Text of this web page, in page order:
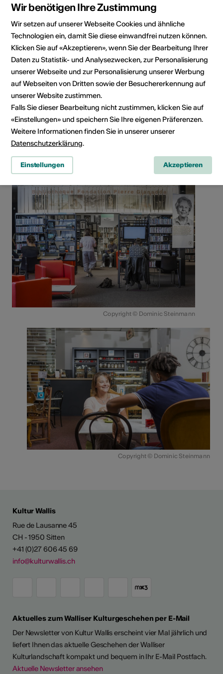
Telefon +41 (0)27 607 15 40
E-Mail
Webseite
Route planen
ÖV Fahrplan
Social Media
Copyright © Dominic Steinmann
Copyright © Dominic Steinmann
Kultur Wallis
Rue de Lausanne 45
CH - 1950 Sitten
+41 (0)27 606 45 69
info@kulturwallis.ch
Aktuelles zum Walliser Kulturgeschehen per E-Mail
Der Newsletter von Kultur Wallis erscheint vier Mal jährlich und
liefert Ihnen das aktuelle Geschehen der Walliser
Kulturlandschaft kompakt und bequem in Ihr E-Mail Postfach.
Aktuelle Newsletter ansehen
Wir benötigen Ihre Zustimmung
Wir setzen auf unserer Webseite Cookies und ähnliche
Technologien ein, damit Sie diese einwandfrei nutzen können.
Klicken Sie auf «Akzeptieren», wenn Sie der Bearbeitung Ihrer
Daten zu Statistik- und Analysezwecken, zur Personalisierung
unserer Webseite und zur Personalisierung unserer Werbung
auf Webseiten von Dritten sowie der Besuchererkennung auf
unserer Website zustimmen.
Falls Sie dieser Bearbeitung nicht zustimmen, klicken Sie auf
«Einstellungen» und speichern Sie Ihre eigenen Präferenzen.
Weitere Informationen finden Sie in unserer unserer
Datenschutzerklärung.
Einstellungen Akzeptieren